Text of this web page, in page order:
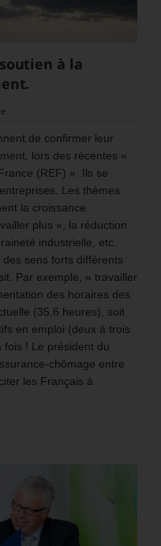
à la
de confirmer leur
lors des récentes «
(REF) ». Ils se
Les thèmes
la croissance
plus », la réduction
industrielle, etc.
sens forts différents
Par exemple, « travailler
des horaires des
(35,6 heures), soit
en emploi (deux à trois
fois ! Le président du
chômage entre
les Français à